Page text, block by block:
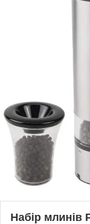
Набір млинів